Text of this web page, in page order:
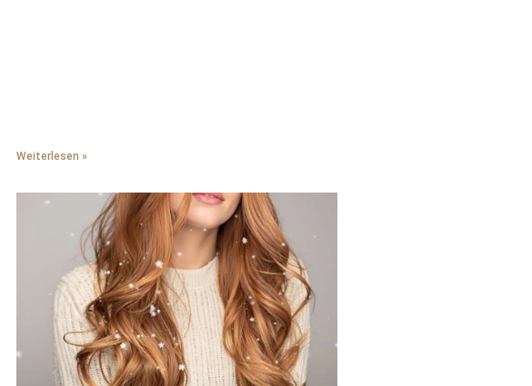
Unser Haar offenbart sein wahres Potenzial durch
Aussehen unserer Haare während 2026. Unsere
Routine legt das Fundament für schönes
Haarwachstum.
Weiterlesen »